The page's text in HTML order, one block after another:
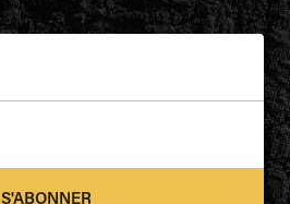
S'ABONNER